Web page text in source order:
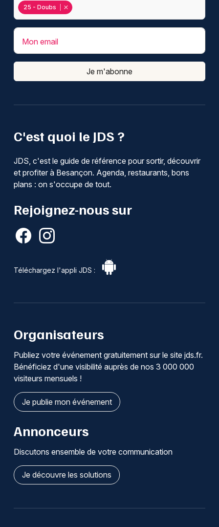
C'est quoi le JDS ?
JDS, c'est le guide de référence pour sortir, découvrir
et profiter à Besançon. Agenda, restaurants, bons
plans : on s'occupe de tout.
Rejoignez-nous sur
Téléchargez l'appli JDS :
25 - Doubs
Mon email
Je m'abonne
Organisateurs
Publiez votre événement gratuitement sur le site jds.fr.
Bénéficiez d'une visibilité auprès de nos 3 000 000
visiteurs mensuels !
Je publie mon événement
Annonceurs
Discutons ensemble de votre communication
Je découvre les solutions